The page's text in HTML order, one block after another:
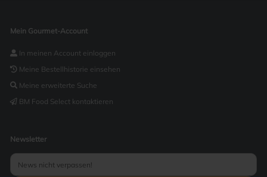
Mein Gourmet-Account
In meinen Account einloggen
Meine Bestellhistorie einsehen
Meine erweiterte Suche
BM Food Select kontaktieren
Newsletter